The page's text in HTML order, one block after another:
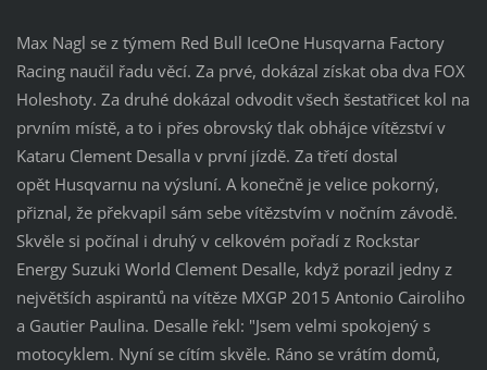
Max Nagl se z týmem Red Bull IceOne Husqvarna Factory
Racing naučil řadu věcí. Za prvé, dokázal získat oba dva FOX
Holeshoty. Za druhé dokázal odvodit všech šestatřicet kol na
prvním místě, a to i přes obrovský tlak obhájce vítězství v
Kataru Clement Desalla v první jízdě. Za třetí dostal
opět Husqvarnu na výsluní. A konečně je velice pokorný,
přiznal, že překvapil sám sebe vítězstvím v nočním závodě.
Skvěle si počínal i druhý v celkovém pořadí z Rockstar
Energy Suzuki World Clement Desalle, když porazil jedny z
největších aspirantů na vítěze MXGP 2015 Antonio Cairoliho
a Gautier Paulina. Desalle řekl: "Jsem velmi spokojený s
motocyklem. Nyní se cítím skvěle. Ráno se vrátím domů,